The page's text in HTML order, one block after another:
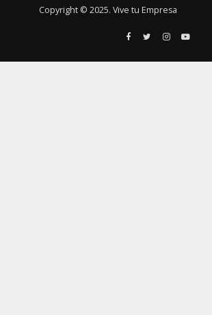
Copyright © 2025. Vive tu Empresa